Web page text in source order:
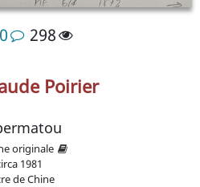
0 298
Poirier
originale
1981
de Chine